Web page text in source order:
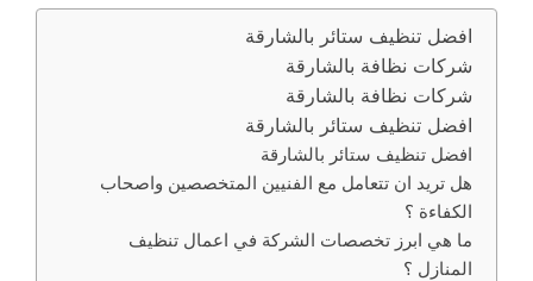
افضل تنظيف ستائر بالشارقة
شركات نظافة بالشارقة
شركات نظافة بالشارقة
افضل تنظيف ستائر بالشارقة
افضل تنظيف ستائر بالشارقة
هل تريد ان تتعامل مع الفنيين المتخصصين واصحاب
الكفاءة ؟
ما هي ابرز تخصصات الشركة في اعمال تنظيف
المنازل ؟